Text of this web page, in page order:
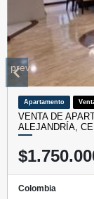
Apartamento
VENTA DE
ALEJANDRÍA,
Colombia
prev